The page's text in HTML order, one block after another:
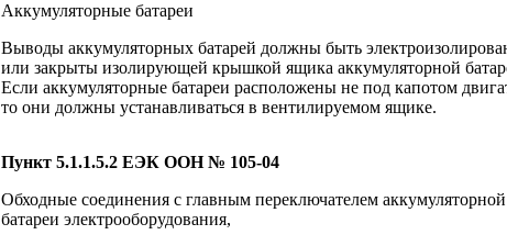
Аккумуляторные батареи
Выводы аккумуляторных батарей должны быть
или закрыты изолирующей крышкой ящика аккумуляторной
Если аккумуляторные батареи расположены не под капотом
то они должны устанавливаться в вентилируемом ящике.
Пункт 5.1.1.5.2 ЕЭК ООН № 105-04
Обходные соединения с главным переключателем аккумуляторной
батареи электрооборудования,